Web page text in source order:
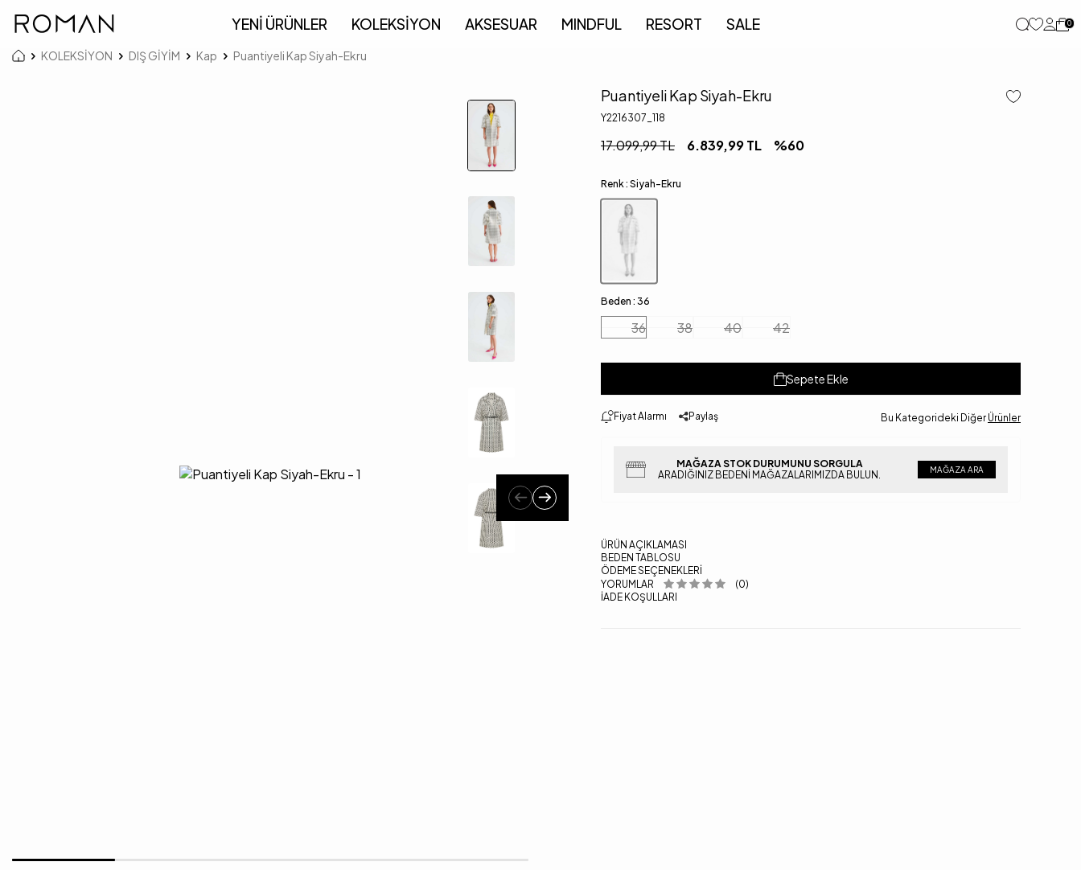
YENİ ÜRÜNLER KOLEKSİYON AKSESUAR MINDFUL RESORT SALE 0
KOLEKSİYON DIŞ GİYİM Kap Puantiyeli Kap Siyah-Ekru
Puantiyeli Kap Siyah-Ekru
Y2216307_118
17.099,99TL 6.839,99TL %60
Renk : Siyah-Ekru
Beden : 36
36 38 40 42
Sepete Ekle
Fiyat Alarmı Paylaş Bu Kategorideki Diğer Ürünler
MAĞAZA STOK DURUMUNU SORGULA
ARADIĞINIZ BEDENI MAĞAZALARIMIZDA BULUN.
MAĞAZA ARA
ÜRÜN AÇIKLAMASI
BEDEN TABLOSU
ÖDEME SEÇENEKLERI
YORUMLAR
(0)
İADE KOŞULLARI